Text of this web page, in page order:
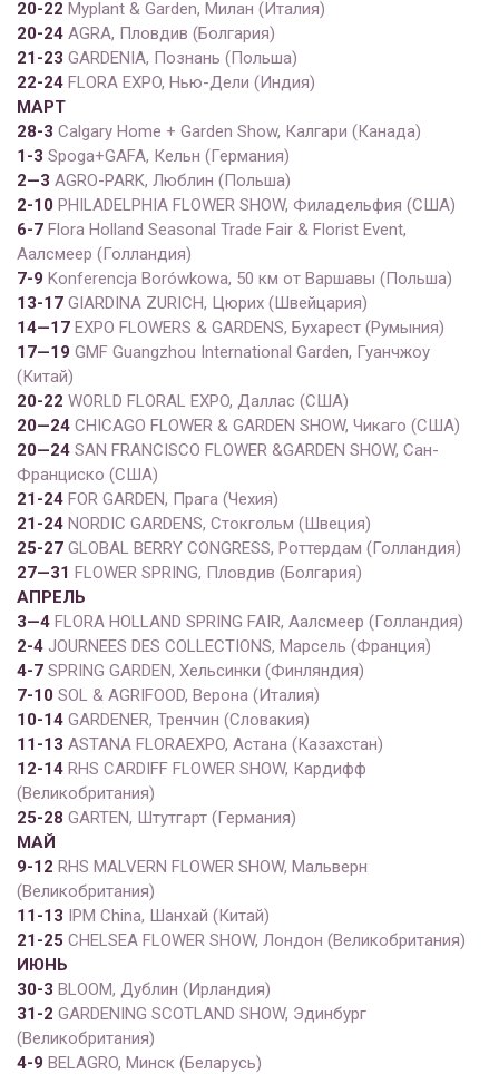
20-22 Myplant & Garden, Милан (Италия)
20-24 AGRA, Пловдив (Болгария)
21-23 GARDENIA, Познань (Польша)
22-24 FLORA EXPO, Нью-Дели (Индия)
МАРТ
28-3 Calgary Home + Garden Show, Калгари (Канада)
1-3 Spoga+GAFA, Кельн (Германия)
2—3 AGRO-PARK, Люблин (Польша)
2-10 PHILADELPHIA FLOWER SHOW, Филадельфия (США)
6-7 Flora Holland Seasonal Trade Fair & Florist Event,
Аалсмеер (Голландия)
7-9 Konferencja Borówkowa, 50 км от Варшавы (Польша)
13-17 GIARDINA ZURICH, Цюрих (Швейцария)
14—17 EXPO FLOWERS & GARDENS, Бухарест (Румыния)
17—19 GMF Guangzhou International Garden, Гуанчжоу
(Китай)
20-22 WORLD FLORAL EXPO, Даллас (США)
20—24 CHICAGO FLOWER & GARDEN SHOW, Чикаго (США)
20—24 SAN FRANCISCO FLOWER &GARDEN SHOW, Сан-
Франциско (США)
21-24 FOR GARDEN, Прага (Чехия)
21-24 NORDIC GARDENS, Стокгольм (Швеция)
25-27 GLOBAL BERRY CONGRESS, Роттердам (Голландия)
27—31 FLOWER SPRING, Пловдив (Болгария)
АПРЕЛЬ
3—4 FLORA HOLLAND SPRING FAIR, Аалсмеер (Голландия)
2-4 JOURNEES DES COLLECTIONS, Марсель (Франция)
4-7 SPRING GARDEN, Хельсинки (Финляндия)
7-10 SOL & AGRIFOOD, Верона (Италия)
10-14 GARDENER, Тренчин (Словакия)
11-13 ASTANA FLORAEXPO, Астана (Казахстан)
12-14 RHS CARDIFF FLOWER SHOW, Кардифф
(Великобритания)
25-28 GARTEN, Штутгарт (Германия)
МАЙ
9-12 RHS MALVERN FLOWER SHOW, Мальверн
(Великобритания)
11-13 IPM China, Шанхай (Китай)
21-25 CHELSEA FLOWER SHOW, Лондон (Великобритания)
ИЮНЬ
30-3 BLOOM, Дублин (Ирландия)
31-2 GARDENING SCOTLAND SHOW, Эдинбург
(Великобритания)
4-9 BELAGRO, Минск (Беларусь)